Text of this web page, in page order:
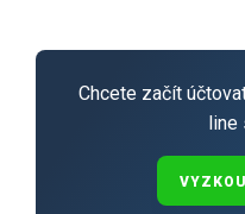
Chcete začít
line